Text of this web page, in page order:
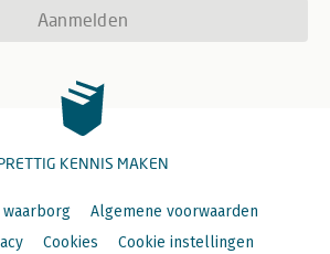
Aanmelden
KENNIS MAKEN
Algemene voorwaarden
Cookies Cookie instellingen